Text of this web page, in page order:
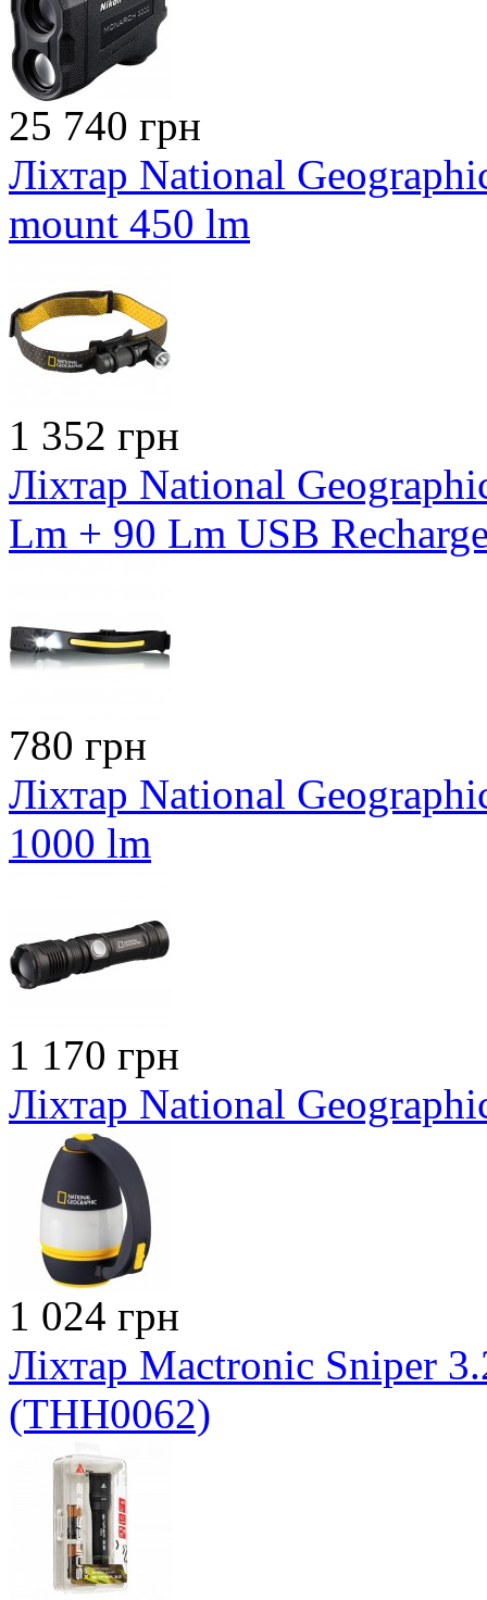
25 740 грн
Ліхтар National
mount 450 lm
1 352 грн
Ліхтар National
Lm + 90 Lm USB
780 грн
Ліхтар National
1000 lm
1 170 грн
Ліхтар National
1 024 грн
Ліхтар Mactronic Sniper
(THH0062)